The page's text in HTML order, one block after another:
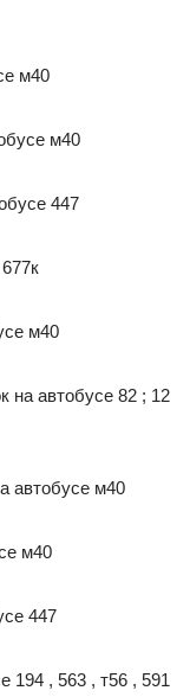
м40
м40
447
м40
на автобусе 82 ; 12
автобусе м40
м40
447
194 , 563 , т56 , 591